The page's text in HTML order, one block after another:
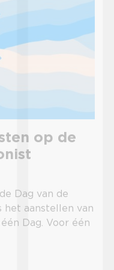
op de
Dag van de
aanstellen van
Dag. Voor één